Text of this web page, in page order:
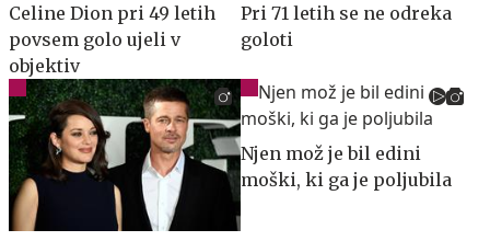
Celine Dion pri 49 letih
povsem golo ujeli v
objektiv
Pri 71 letih se ne odreka
goloti
Njen mož je bil edini
moški, ki ga je poljubila